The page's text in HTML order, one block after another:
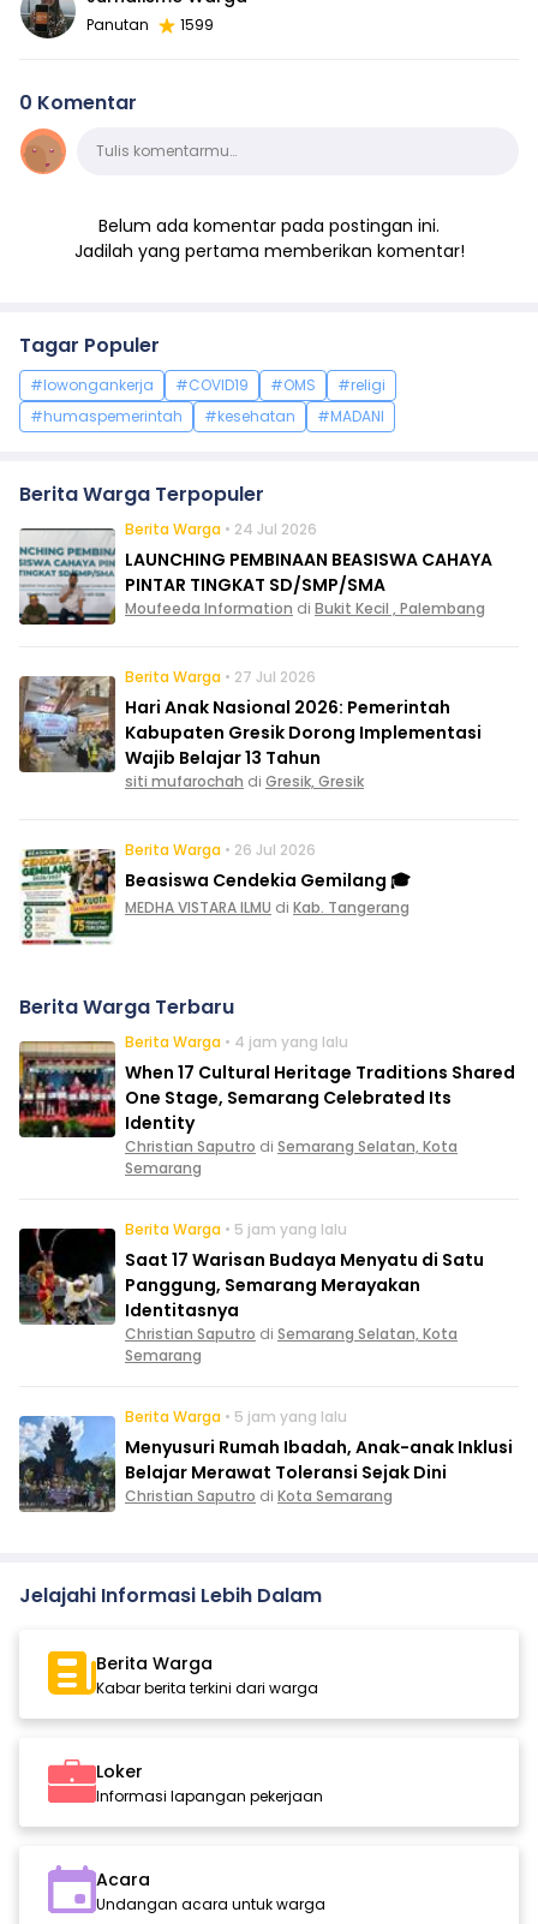
Panutan 1599
0 Komentar
KomentarTulis komentarmu…
Belum ada komentar pada postingan ini.
Jadilah yang pertama memberikan komentar!
Tagar Populer
#lowongankerja #COVID19 #OMS
#religi
#humaspemerintah
#kesehatan #MADANI
Berita Warga Terpopuler
Berita Warga • 24 Jul 2026
LAUNCHING PEMBINAAN BEASISWA CAHAYA
PINTAR TINGKAT SD/SMP/SMA
Moufeeda Information di Bukit Kecil , Palembang
Berita Warga • 27 Jul 2026
Hari Anak Nasional 2026: Pemerintah
Kabupaten Gresik Dorong Implementasi
Wajib Belajar 13 Tahun
siti mufarochah di Gresik, Gresik
Berita Warga • 26 Jul 2026
Beasiswa Cendekia Gemilang 🎓
MEDHA VISTARA ILMU di Kab. Tangerang
Berita Warga Terbaru
Berita Warga • 4 jam yang lalu
When 17 Cultural Heritage Traditions Shared
One Stage, Semarang Celebrated Its
Identity
Christian Saputro di Semarang Selatan, Kota
Semarang
Berita Warga • 5 jam yang lalu
Saat 17 Warisan Budaya Menyatu di Satu
Panggung, Semarang Merayakan
Identitasnya
Christian Saputro di Semarang Selatan, Kota
Semarang
Berita Warga • 5 jam yang lalu
Menyusuri Rumah Ibadah, Anak-anak Inklusi
Belajar Merawat Toleransi Sejak Dini
Christian Saputro di Kota Semarang
Jelajahi Informasi Lebih Dalam
Berita Warga
Kabar berita terkini dari warga
Loker
Informasi lapangan pekerjaan
Acara
Undangan acara untuk warga